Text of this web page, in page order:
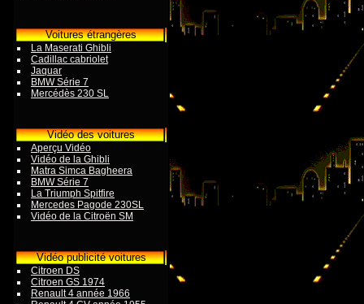
Voitures étrangères
La Maserati Ghibli
Cadillac cabriolet
Jaquar
BMW Série 7
Mercédès 230 SL
Vidéo des voitures
Aperçu Vidéo
Vidéo de la Ghibli
Matra Simca Bagheera
BMW Série 7
La Triumph Spitfire
Mercedes Pagode 230SL
Vidéo de la Citroën SM
Vidéo publicité voitures
Citroen DS
Citroen GS 1974
Renault 4 année 1966